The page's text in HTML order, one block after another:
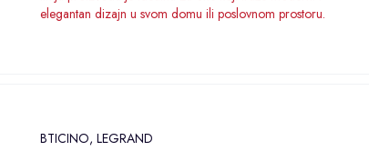
elegantan dizajn u svom domu ili poslovnom prostoru.
BTICINO,LEGRAND